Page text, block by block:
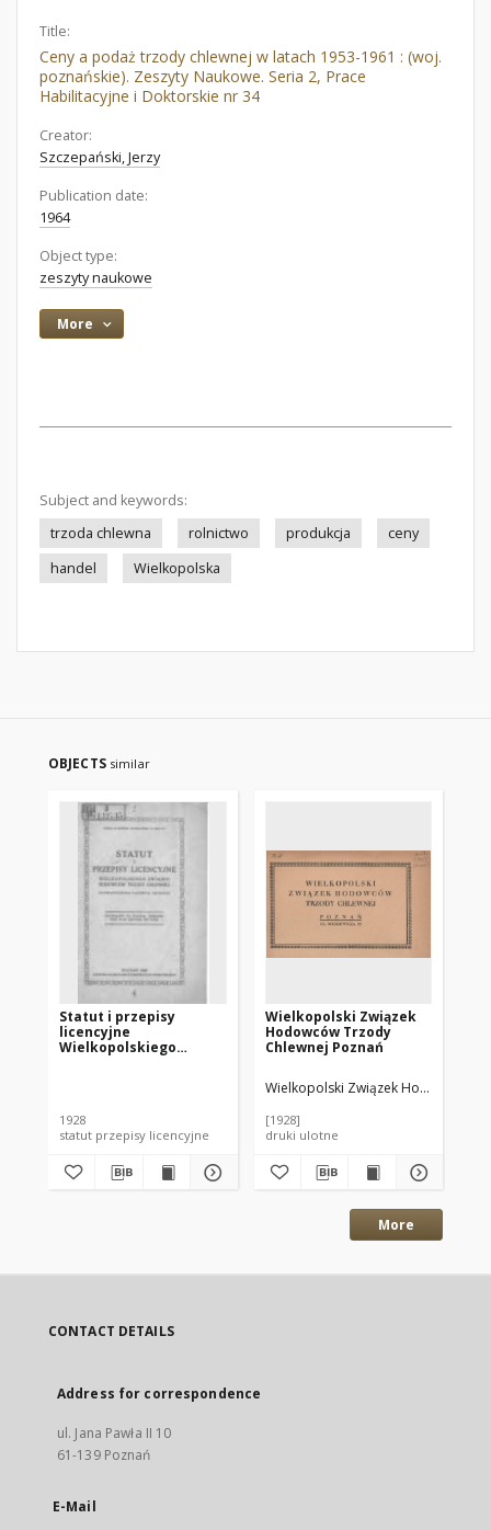
Title:
Ceny a podaż trzody chlewnej w latach 1953-1961 : (woj.
poznańskie). Zeszyty Naukowe. Seria 2, Prace
Habilitacyjne i Doktorskie nr 34
Creator:
Szczepański, Jerzy
Publication date:
1964
Object type:
zeszyty naukowe
More
Subject and keywords:
trzoda chlewna
rolnictwo produkcja
ceny
handel
Wielkopolska
OBJECTS similar
Statut i przepisy
licencyjne
Wielkopolskiego
grudnia 1927r.
1928
statut przepisy licencyjne
Wielkopolski Związek
Hodowców Trzody
Chlewnej Poznań
Wielkopolski Związek Hodowców
[1928]
druki ulotne
More
CONTACT DETAILS
Address for correspondence
ul. Jana Pawła II 10
61-139 Poznań
E-Mail